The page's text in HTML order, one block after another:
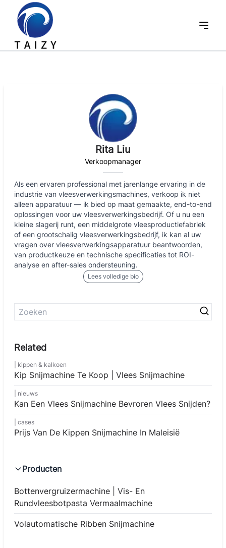
Rita Liu
Verkoopmanager
Als een ervaren professional met jarenlange ervaring in de
industrie van vleesverwerkingsmachines, verkoop ik niet
alleen apparatuur — ik bied op maat gemaakte, end-to-end
oplossingen voor uw vleesverwerkingsbedrijf. Of u nu een
kleine slagerij runt, een middelgrote vleesproductiefabriek
of een grootschalig vleesverwerkingsbedrijf, ik kan al uw
vragen over vleesverwerkingsapparatuur beantwoorden,
van productkeuze en technische specificaties tot ROI-
analyse en after-sales ondersteuning.
Lees volledige bio
kippen & kalkoen
Kip Snijmachine Te Koop | Vlees Snijmachine
nieuws
Kan Een Vlees Snijmachine Bevroren Vlees Snijden?
cases
Prijs Van De Kippen Snijmachine In Maleisië
Producten
Bottenvergruizermachine | Vis- En
Rundvleesbotpasta Vermaalmachine
Volautomatische Ribben Snijmachine